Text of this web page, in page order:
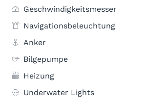
Geschwindigkeitsmesser
Navigationsbeleuchtung
Anker
Bilgepumpe
Heizung
Underwater Lights